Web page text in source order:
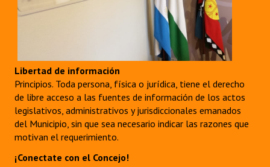
Libertad de información
Principios. Toda persona, física o jurídica, tiene el derecho
de libre acceso a las fuentes de información de los actos
legislativos, administrativos y jurisdiccionales emanados
del Municipio, sin que sea necesario indicar las razones que
motivan el requerimiento.
¡Conectate con el Concejo!